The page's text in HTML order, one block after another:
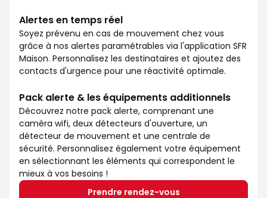
Alertes en temps réel
Soyez prévenu en cas de mouvement chez vous
grâce à nos alertes paramétrables via l'application SFR
Maison. Personnalisez les destinataires et ajoutez des
contacts d'urgence pour une réactivité optimale.
Pack alerte & les équipements additionnels
Découvrez notre pack alerte, comprenant une
caméra wifi, deux détecteurs d'ouverture, un
détecteur de mouvement et une centrale de
sécurité. Personnalisez également votre équipement
en sélectionnant les éléments qui correspondent le
mieux à vos besoins !
Prendre rendez-vous